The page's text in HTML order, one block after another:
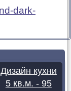
Дизайн кухни
5 кв.м. - 95